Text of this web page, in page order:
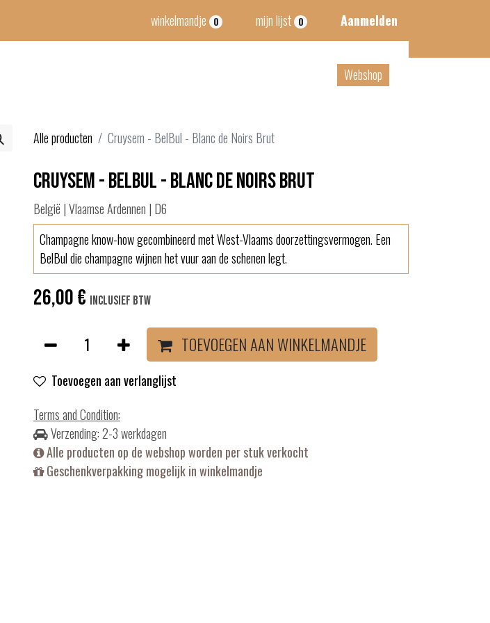
winkelmandje 0 mijn lijst 0 Aanmelden
Webshop
Alle producten Cruysem - BelBul - Blanc de Noirs Brut
Cruysem - BelBul - Blanc de Noirs Brut
België | Vlaamse Ardennen | D6
Champagne know-how gecombineerd met West-Vlaams doorzettingsvermogen. Een
BelBul die champagne wijnen het vuur aan de schenen legt.
26,00€ Inclusief btw
TOEVOEGEN AAN WINKELMANDJE
Toevoegen aan verlanglijst
Terms and Condition:
Verzending: 2-3 werkdagen
Alle producten op de webshop worden per stuk verkocht
Geschenkverpakking mogelijk in winkelmandje